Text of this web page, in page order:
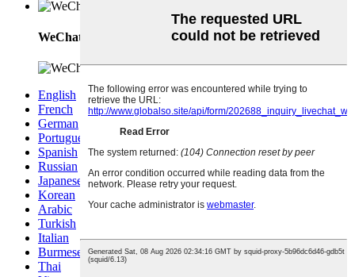
WeChat
English
French
German
Portuguese
Spanish
Russian
Japanese
Korean
Arabic
Turkish
Italian
Burmese
Thai